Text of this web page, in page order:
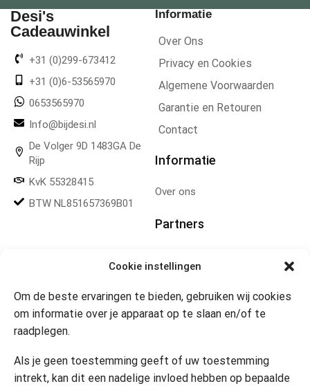
Cookie instellingen
Om de beste ervaringen te bieden, gebruiken wij cookies
om informatie over je apparaat op te slaan en/of te
raadplegen.
Als je geen toestemming geeft of uw toestemming
intrekt, kan dit een nadelige invloed hebben op bepaalde
Desi's
Cadeauwinkel
+31 (0)299-673412
+31 (0)6-53565970
0653565970
Info@bijdesi.nl
De Volger 9D 1483GA De
Rijp
KvK 55328415
BTW NL851657369B01
Informatie
Over Ons
Privacy en Cookies
Algemene Voorwaarden
Garantie en Retouren
Contact
Informatie
Over ons
Partners
Openingstijden
Website 24/7
Contact
in te schakelen